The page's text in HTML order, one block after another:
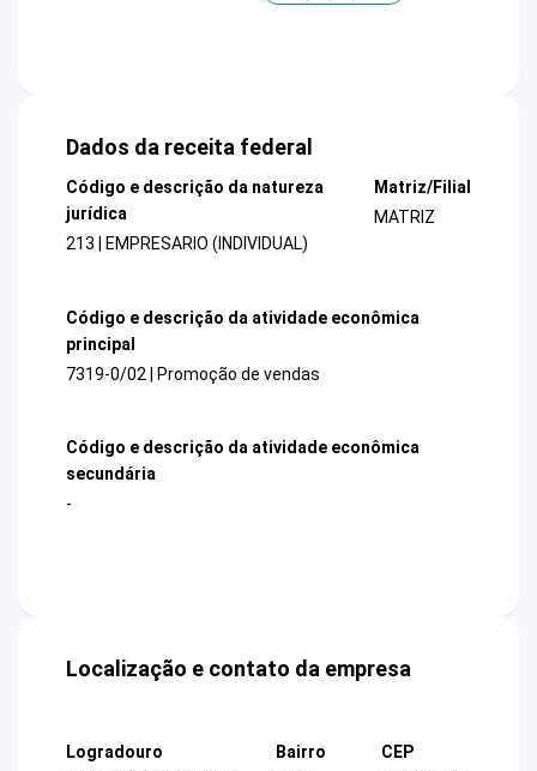
Dados da receita federal
Código e descrição da natureza
jurídica
213 | EMPRESARIO (INDIVIDUAL)
Matriz/Filial
MATRIZ
Código e descrição da atividade econômica
principal
7319-0/02 | Promoção de vendas
Código e descrição da atividade econômica
secundária
-
Localização e contato da empresa
Logradouro
Bairro
CEP